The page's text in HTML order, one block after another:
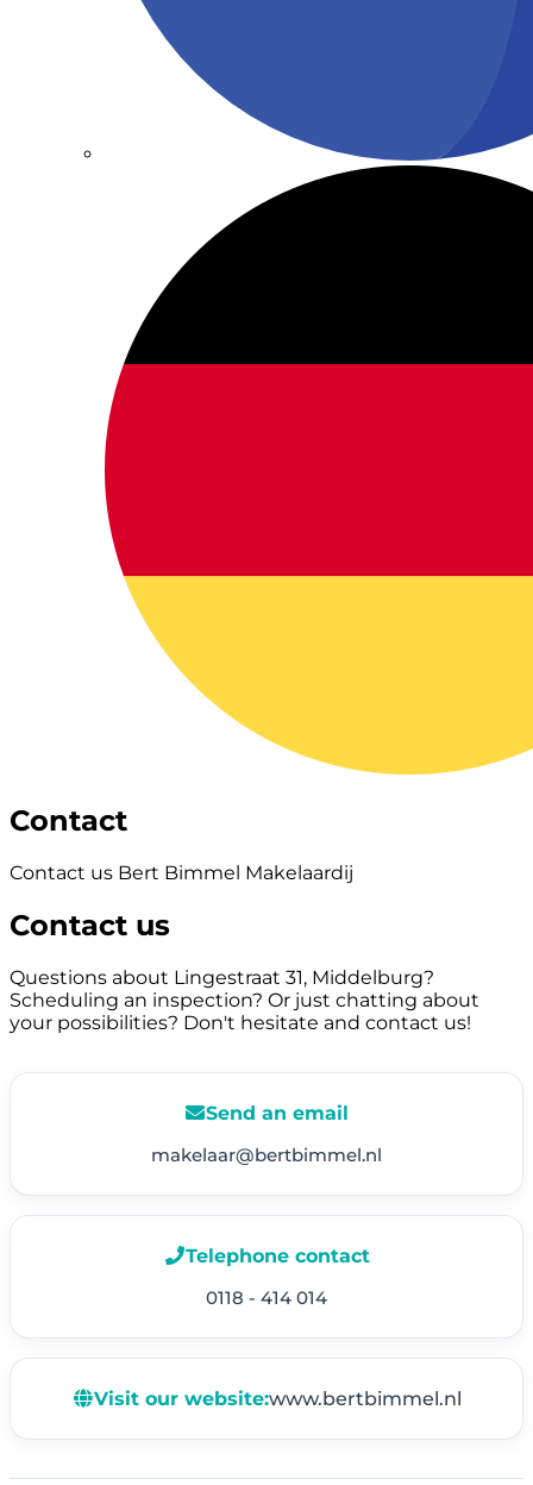
Contact
Contact us Bert Bimmel Makelaardij
Contact us
Questions about Lingestraat 31, Middelburg?
Scheduling an inspection? Or just chatting about
your possibilities? Don't hesitate and contact us!
Send an email
makelaar@bertbimmel.nl
Telephone contact
0118 - 414 014
Visit our website:www.bertbimmel.nl